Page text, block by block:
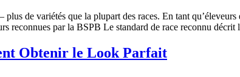
de variétés que la plupart des races. En tant
reconnues par la BSPB Le standard de race reconnu
Obtenir le Look Parfait